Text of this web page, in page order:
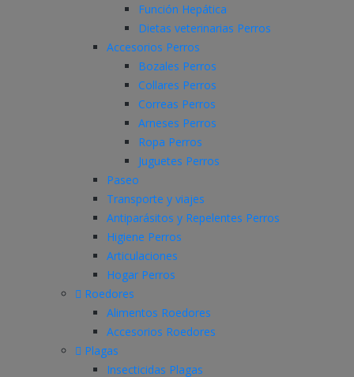
Función Hepática
Dietas veterinarias Perros
Accesorios Perros
Bozales Perros
Collares Perros
Correas Perros
Arneses Perros
Ropa Perros
Juguetes Perros
Paseo
Transporte y viajes
Antiparásitos y Repelentes Perros
Higiene Perros
Articulaciones
Hogar Perros
Roedores
Alimentos Roedores
Accesorios Roedores
Plagas
Insecticidas Plagas